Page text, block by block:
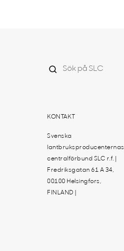
KONTAKT
Svenska
lantbruksproducenternas
centralförbund SLC r.f. |
Fredriksgatan 61 A 34,
00100 Helsingfors,
FINLAND |